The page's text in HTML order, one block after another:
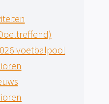
voetbalpool